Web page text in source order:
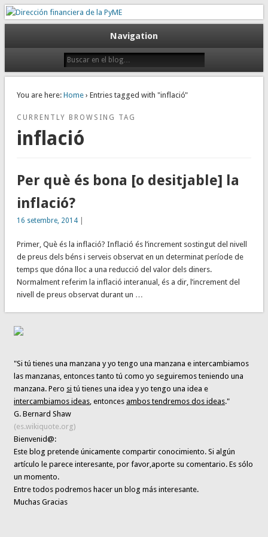
Dirección financiera de la PyME
Gestión empresarial eficiente. Dirección financiera externalizada.
Navigation
You are here: Home› Entries tagged with "inflació"
CURRENTLY BROWSING TAG
inflació
Per què és bona [o desitjable] la
inflació?
16 setembre, 2014|
Primer, Què és la inflació? Inflació és l’increment sostingut del nivell
de preus dels béns i serveis observat en un determinat període de
temps que dóna lloc a una reducció del valor dels diners.
Normalment referim la inflació interanual, és a dir, l’increment del
nivell de preus observat durant un …
"Si tú tienes una manzana y yo tengo una manzana e intercambiamos
las manzanas, entonces tanto tú como yo seguiremos teniendo una
manzana. Pero si tú tienes una idea y yo tengo una idea e
intercambiamos ideas , entoncesambos tendremos dos ideas."
G. Bernard Shaw
(es.wikiquote.org)
Bienvenid@:
Este blog pretende únicamentecompartir conocimiento. Si algún
artículo le parece interesante,por favor,aporte su comentario. Es sólo
un momento.
Entre todos podremos hacer un blog más interesante.
Muchas Gracias